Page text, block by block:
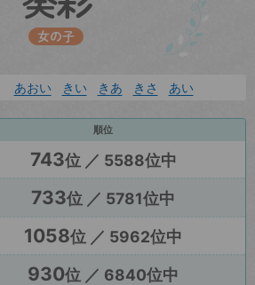
女の子
あおい きい きあ きさ あい
順位
743位 ／ 5588位中
733位 ／ 5781位中
1058位 ／ 5962位中
930位 ／ 6840位中